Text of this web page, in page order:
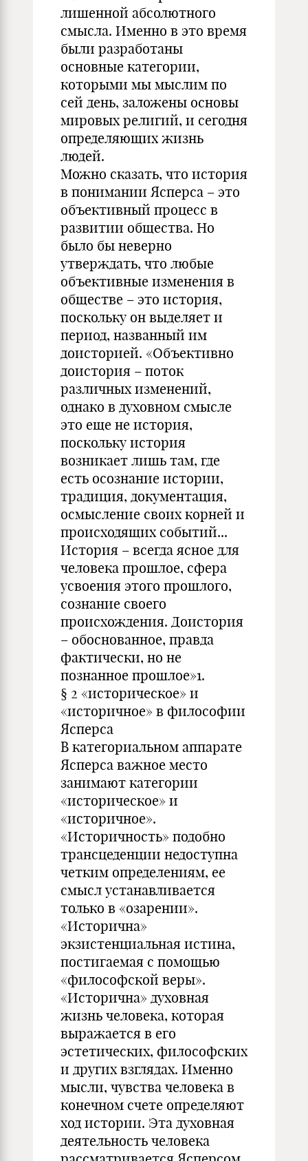
лишенной абсолютного
смысла. Именно в это время
были разработаны
основные категории,
которыми мы мыслим по
сей день, заложены основы
мировых религий, и сегодня
определяющих жизнь
людей.
Можно сказать, что история
в понимании Ясперса – это
объективный процесс в
развитии общества. Но
было бы неверно
утверждать, что любые
объективные изменения в
обществе – это история,
поскольку он выделяет и
период, названный им
доисторией. «Объективно
доистория – поток
различных изменений,
однако в духовном смысле
это еще не история,
поскольку история
возникает лишь там, где
есть осознание истории,
традиция, документация,
осмысление своих корней и
происходящих событий...
История – всегда ясное для
человека прошлое, сфера
усвоения этого прошлого,
сознание своего
происхождения. Доистория
– обоснованное, правда
фактически, но не
познанное прошлое»1.
§ 2 «историческое» и
«историчное» в философии
Ясперса
В категориальном аппарате
Ясперса важное место
занимают категории
«историческое» и
«историчное».
«Историчность» подобно
трансцеденции недоступна
четким определениям, ее
смысл устанавливается
только в «озарении».
«Исторична»
экзистенциальная истина,
постигаемая с помощью
«философской веры».
«Исторична» духовная
жизнь человека, которая
выражается в его
эстетических, философских
и других взглядах. Именно
мысли, чувства человека в
конечном счете определяют
ход истории. Эта духовная
деятельность человека